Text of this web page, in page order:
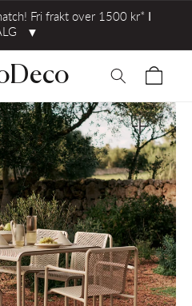
Fri frakt over 1500 kr* ⅼ
▼
Åpne
medie
2
i